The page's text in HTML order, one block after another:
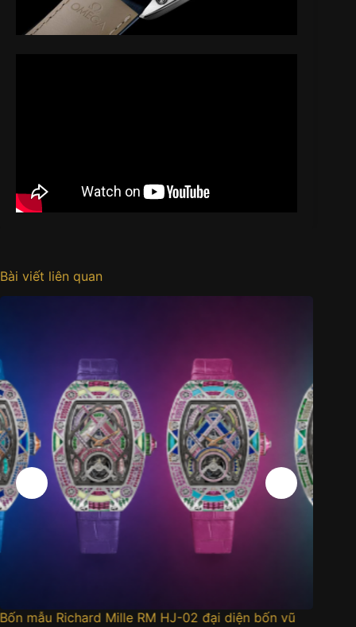
Bài viết liên quan
đại diện bốn vũ
Đồng hồ MING 37.11 Odyssey